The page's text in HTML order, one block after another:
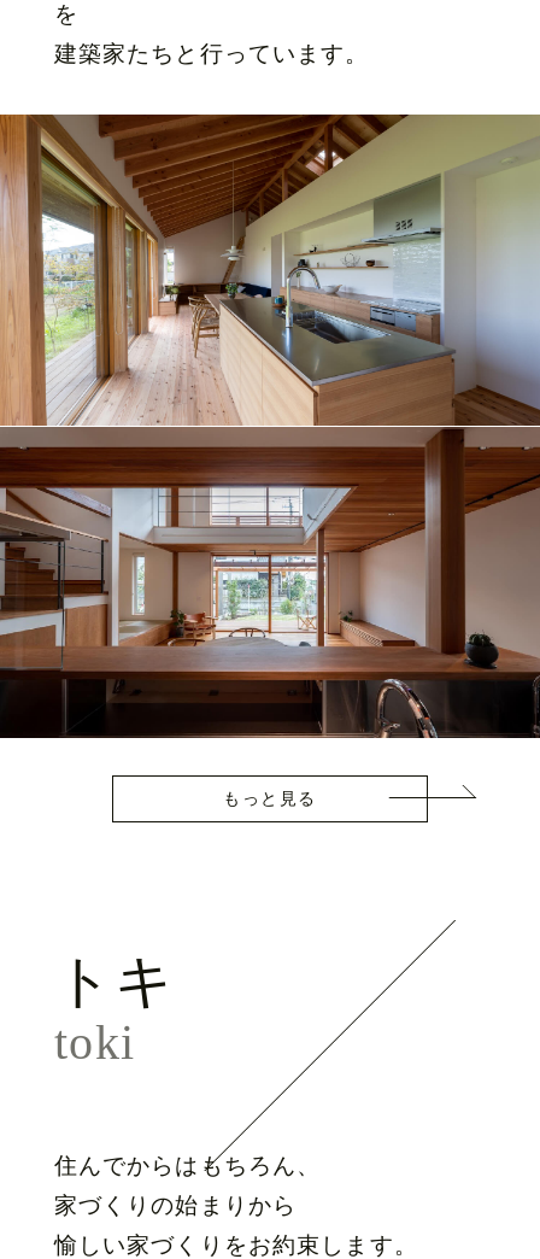
を
建築家たちと行っています。
もっと見る
トキ
toki
住んでからはもちろん、
家づくりの始まりから
愉しい家づくりをお約束します。